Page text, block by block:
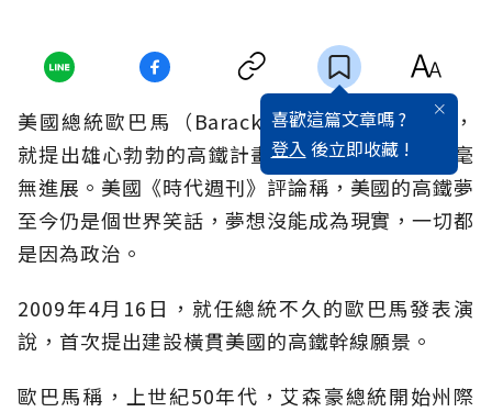
喜歡這篇文章嗎 ?
登入 後立即收藏 !
美國總統歐巴馬（Barack Obama）上任開始，
就提出雄心勃勃的高鐵計畫。但6年來，該計畫毫
無進展。美國《時代週刊》評論稱，美國的高鐵夢
至今仍是個世界笑話，夢想沒能成為現實，一切都
是因為政治。
2009年4月16日，就任總統不久的歐巴馬發表演
說，首次提出建設橫貫美國的高鐵幹線願景。
歐巴馬稱，上世紀50年代，艾森豪總統開始州際